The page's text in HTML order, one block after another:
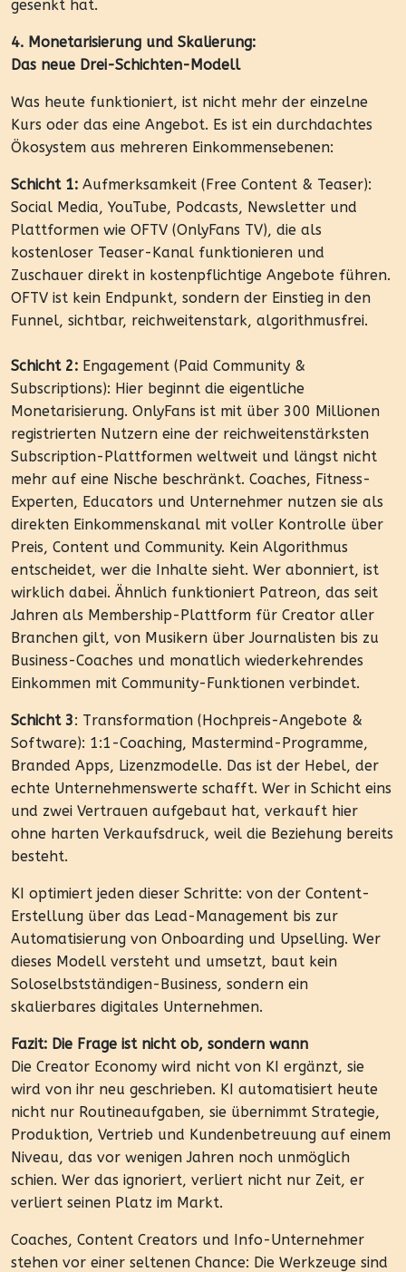
gesenkt hat.
4. Monetarisierung und Skalierung:
Das neue Drei-Schichten-Modell
Was heute funktioniert, ist nicht mehr der einzelne
Kurs oder das eine Angebot. Es ist ein durchdachtes
Ökosystem aus mehreren Einkommensebenen:
Schicht 1: Aufmerksamkeit (Free Content & Teaser):
Social Media, YouTube, Podcasts, Newsletter und
Plattformen wie OFTV (OnlyFans TV), die als
kostenloser Teaser-Kanal funktionieren und
Zuschauer direkt in kostenpflichtige Angebote führen.
OFTV ist kein Endpunkt, sondern der Einstieg in den
Funnel, sichtbar, reichweitenstark, algorithmusfrei.
Schicht 2: Engagement (Paid Community &
Subscriptions): Hier beginnt die eigentliche
Monetarisierung. OnlyFans ist mit über 300 Millionen
registrierten Nutzern eine der reichweitenstärksten
Subscription-Plattformen weltweit und längst nicht
mehr auf eine Nische beschränkt. Coaches, Fitness-
Experten, Educators und Unternehmer nutzen sie als
direkten Einkommenskanal mit voller Kontrolle über
Preis, Content und Community. Kein Algorithmus
entscheidet, wer die Inhalte sieht. Wer abonniert, ist
wirklich dabei. Ähnlich funktioniert Patreon, das seit
Jahren als Membership-Plattform für Creator aller
Branchen gilt, von Musikern über Journalisten bis zu
Business-Coaches und monatlich wiederkehrendes
Einkommen mit Community-Funktionen verbindet.
Schicht 3: Transformation (Hochpreis-Angebote &
Software): 1:1-Coaching, Mastermind-Programme,
Branded Apps, Lizenzmodelle. Das ist der Hebel, der
echte Unternehmenswerte schafft. Wer in Schicht eins
und zwei Vertrauen aufgebaut hat, verkauft hier
ohne harten Verkaufsdruck, weil die Beziehung bereits
besteht.
KI optimiert jeden dieser Schritte: von der Content-
Erstellung über das Lead-Management bis zur
Automatisierung von Onboarding und Upselling. Wer
dieses Modell versteht und umsetzt, baut kein
Soloselbstständigen-Business, sondern ein
skalierbares digitales Unternehmen.
Fazit: Die Frage ist nicht ob, sondern wann
Die Creator Economy wird nicht von KI ergänzt, sie
wird von ihr neu geschrieben. KI automatisiert heute
nicht nur Routineaufgaben, sie übernimmt Strategie,
Produktion, Vertrieb und Kundenbetreuung auf einem
Niveau, das vor wenigen Jahren noch unmöglich
schien. Wer das ignoriert, verliert nicht nur Zeit, er
verliert seinen Platz im Markt.
Coaches, Content Creators und Info-Unternehmer
stehen vor einer seltenen Chance: Die Werkzeuge sind